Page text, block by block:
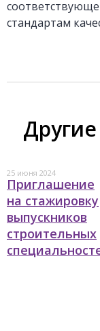
стандартам
25 июня 2024
Приглашение
на стажировку
выпускников
строительных